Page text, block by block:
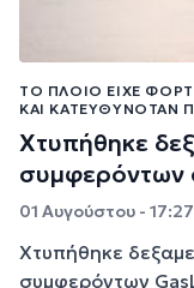
ΤΟ ΠΛΟΊΟ ΕΊΧΕ
ΚΑΙ ΚΑΤΕΥΘΥΝΌΤΑΝ
Χτυπήθηκε
συμφερόντων
01 Αυγούστου - 17:27
Χτυπήθηκε
συμφερόντων